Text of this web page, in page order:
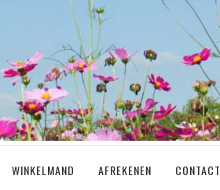
WINKELMAND AFREKENEN CONTACT